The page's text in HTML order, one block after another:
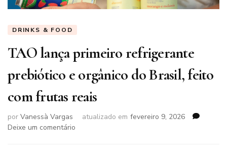
DRINKS & FOOD
TAO lança primeiro refrigerante
prebiótico e orgânico do Brasil, feito
com frutas reais
por Vanessà Vargas atualizado em fevereiro 9, 2026
Deixe um comentário